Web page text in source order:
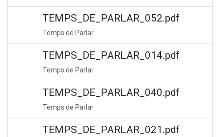
TEMPS_DE_PARLAR_052.pdf
Temps de Parlar
TEMPS_DE_PARLAR_014.pdf
Temps de Parlar
TEMPS_DE_PARLAR_040.pdf
Temps de Parlar
TEMPS_DE_PARLAR_021.pdf